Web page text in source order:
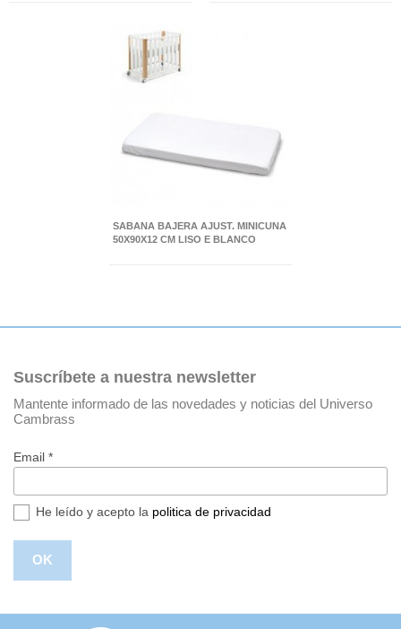
SABANA BAJERA AJUST. MINICUNA
50X90X12 CM LISO E BLANCO
Suscríbete a nuestra newsletter
Mantente informado de las novedades y noticias del Universo
Cambrass
Email *
He leído y acepto la politica de privacidad